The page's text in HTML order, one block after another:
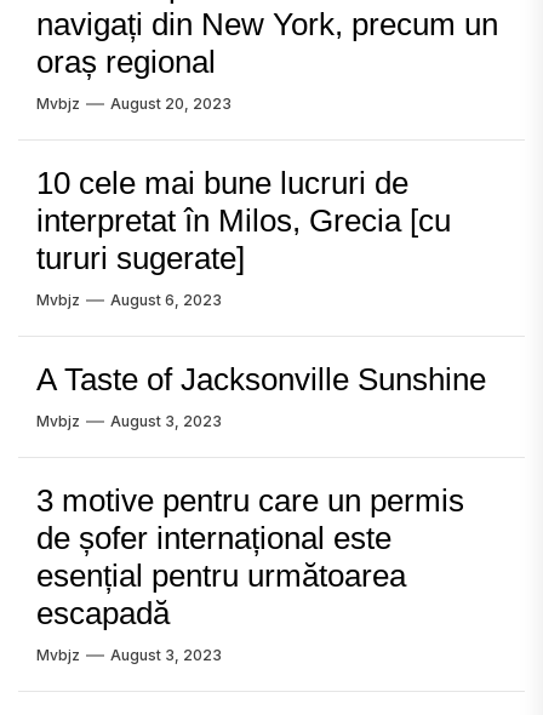
navigați din New York, precum un
oraș regional
Mvbjz August 20, 2023
10 cele mai bune lucruri de
interpretat în Milos, Grecia [cu
tururi sugerate]
Mvbjz August 6, 2023
A Taste of Jacksonville Sunshine
Mvbjz August 3, 2023
3 motive pentru care un permis
de șofer internațional este
esențial pentru următoarea
escapadă
Mvbjz August 3, 2023